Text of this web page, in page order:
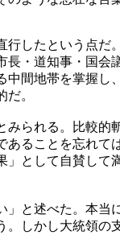
したという点
・道知事・国会
間地帯を掌握
。
られる。比較的
ることを忘れて
として自賛し
と述べた。本
しかし大統領